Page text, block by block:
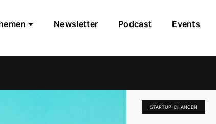
Newsletter Podcast Events
STARTUP-CHANCEN